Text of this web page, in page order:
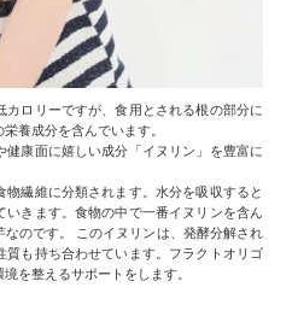
ロリーですが、食用とされる根の部分に
養成分を含んでいます。
康面に嬉しい成分「イヌリン」を豊富に
物繊維に分類されます。水分を吸収すると
きます。食物の中で一番イヌリンを含ん
のです。 このイヌリンは、発酵分解され
質も持ち合わせています。フラクトオリゴ
を整えるサポートをします。